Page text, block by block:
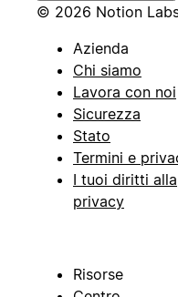
© 2026 Notion
Azienda
Chi siamo
Lavora con noi
Sicurezza
Stato
Termini e
I tuoi diritti alla
privacy
Risorse